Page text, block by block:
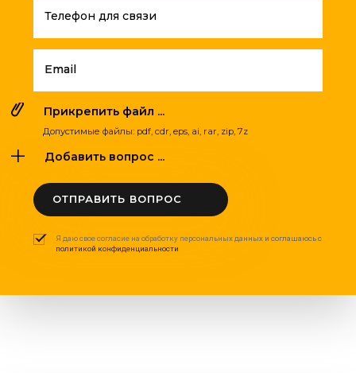
Телефон для связи
Email
Прикрепить файл ...
Допустимые файлы: pdf, cdr, eps, ai, rar, zip, 7z
Добавить вопрос ...
ОТПРАВИТЬ ВОПРОС
Я даю свое согласие на обработку персональных данных и соглашаюсь с
политикой конфиденциальности